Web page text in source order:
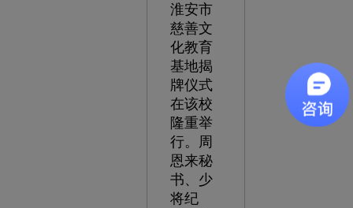
淮安市
慈善文
化教育
基地揭
牌仪式
在该校
隆重举
行。周
恩来秘
书、少
将纪